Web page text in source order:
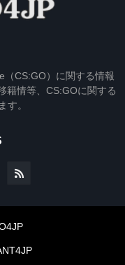
CS:GO）に関する情報
籍情等、CS:GOに関する
す。